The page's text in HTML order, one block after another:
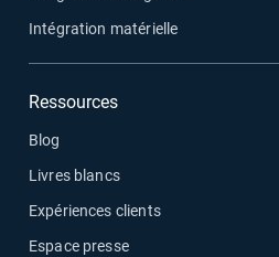
Intégration matérielle
Ressources
Blog
Livres blancs
Expériences clients
Espace presse